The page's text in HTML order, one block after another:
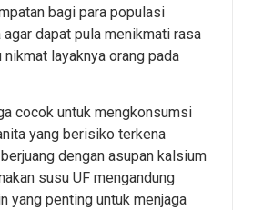
bagi para populasi
dapat pula menikmati rasa
layaknya orang pada
cocok untuk mengkonsumsi
yang berisiko terkena
dengan asupan kalsium
susu UF mengandung
yang penting untuk menjaga